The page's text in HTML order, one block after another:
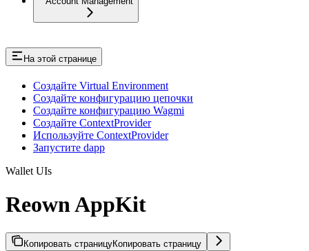
На этой странице
Создайте Virtual Environment
Создайте конфигурацию цепочки
Создайте конфигурацию Wagmi
Создайте ContextProvider
Используйте ContextProvider
Запустите dapp
Wallet UIs
Reown AppKit
Копировать страницуКопировать страницу